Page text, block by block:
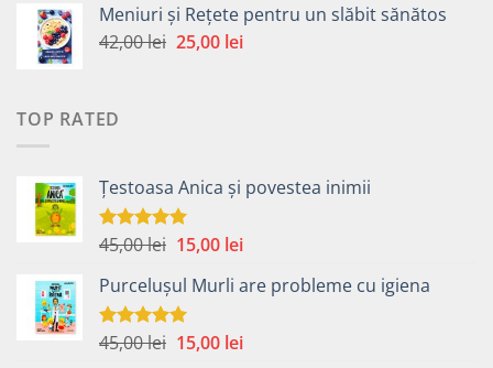
a
fost:
este:
30,00 lei.
Meniuri și Rețete pentru un slăbit sănătos
42,00lei Prețul
25,00 leiPrețul
TOP RATED
Țestoasa Anica și povestea inimii
Evaluat la
45,00lei Prețul
a
fost:
45,00 lei.
15,00 leiPrețul
este:
Purcelușul Murli are probleme cu igiena
Evaluat la
45,00lei Prețul
15,00 leiPrețul